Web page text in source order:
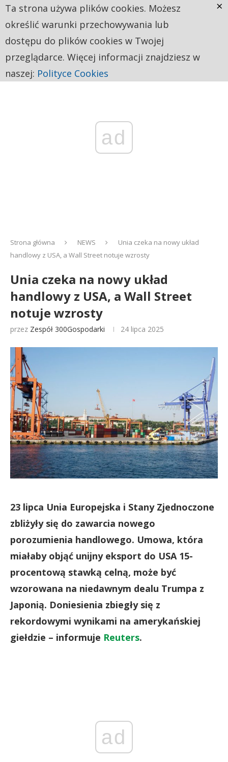
ad
Strona główna NEWS
Unia czeka na nowy układ
handlowy z USA, a Wall Street notuje wzrosty
Unia czeka na nowy układ
handlowy z USA, a Wall Street
notuje wzrosty
przez Zespół 300Gospodarki 24 lipca 2025
23 lipca Unia Europejska i Stany Zjednoczone
zbliżyły się do zawarcia nowego
porozumienia handlowego. Umowa, która
miałaby objąć unijny eksport do USA 15-
procentową stawką celną, może być
wzorowana na niedawnym dealu Trumpa z
Japonią. Doniesienia zbiegły się z
rekordowymi wynikami na amerykańskiej
giełdzie – informuje Reuters.
ad
Ta strona używa plików cookies. Możesz
określić warunki przechowywania lub
dostępu do plików cookies w Twojej
przeglądarce. Więcej informacji znajdziesz w
naszej: Polityce Cookies
×